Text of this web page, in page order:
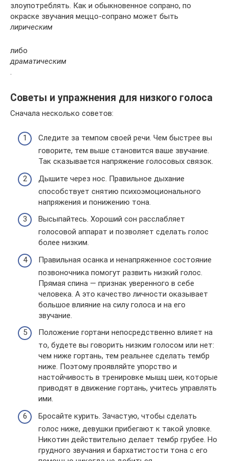
злоупотреблять. Как и обыкновенное сопрано, по
окраске звучания меццо-сопрано может быть
лирическим
либо
драматическим
Советы и упражнения для низкого голоса
Сначала несколько советов:
Следите за темпом своей речи. Чем быстрее вы
говорите, тем выше становится ваше звучание.
Так сказывается напряжение голосовых связок.
Дышите через нос. Правильное дыхание
способствует снятию психоэмоционального
напряжения и понижению тона.
Высыпайтесь. Хороший сон расслабляет
голосовой аппарат и позволяет сделать голос
более низким.
Правильная осанка и ненапряженное состояние
позвоночника помогут развить низкий голос.
Прямая спина — признак уверенного в себе
человека. А это качество личности оказывает
большое влияние на силу голоса и на его
звучание.
Положение гортани непосредственно влияет на
то, будете вы говорить низким голосом или нет:
чем ниже гортань, тем реальнее сделать тембр
ниже. Поэтому проявляйте упорство и
настойчивость в тренировке мышц шеи, которые
приводят в движение гортань, учитесь управлять
ими.
Бросайте курить. Зачастую, чтобы сделать
голос ниже, девушки прибегают к такой уловке.
Никотин действительно делает тембр грубее. Но
грудного звучания и бархатистости тона с его